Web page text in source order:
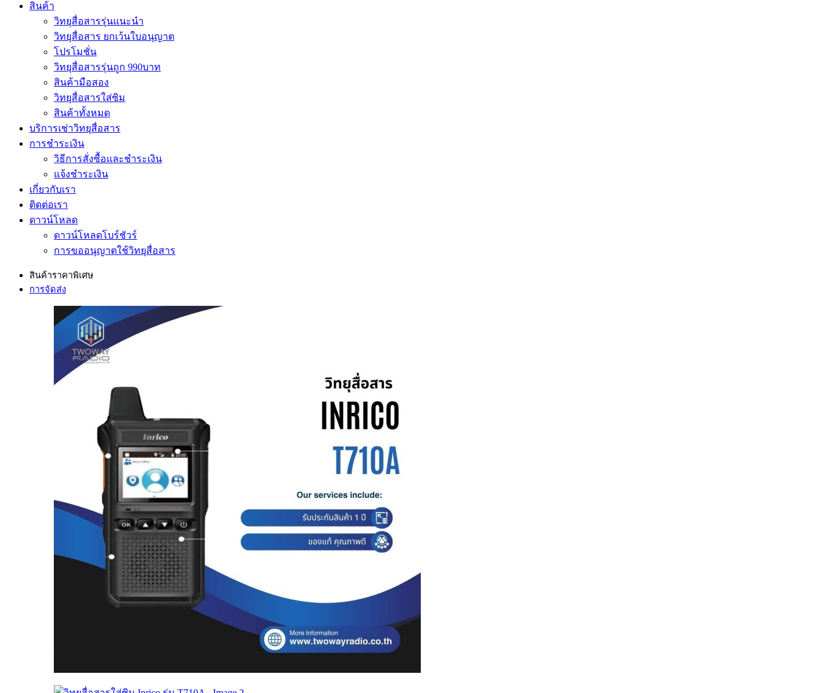
สินค้า
วิทยุสื่อสารรุ่นแนะนำ
วิทยุสื่อสาร ยกเว้นใบอนุญาต
โปรโมชั่น
วิทยุสื่อสารรุ่นถูก 990บาท
สินค้ามือสอง
วิทยุสื่อสารใส่ซิม
สินค้าทั้งหมด
บริการเช่าวิทยุสื่อสาร
การชำระเงิน
วิธีการสั่งซื้อและชำระเงิน
แจ้งชำระเงิน
เกี่ยวกับเรา
ติดต่อเรา
ดาวน์โหลด
ดาวน์โหลดโบร์ชัวร์
การขออนุญาตใช้วิทยุสื่อสาร
สินค้าราคาพิเศษ
การจัดส่ง